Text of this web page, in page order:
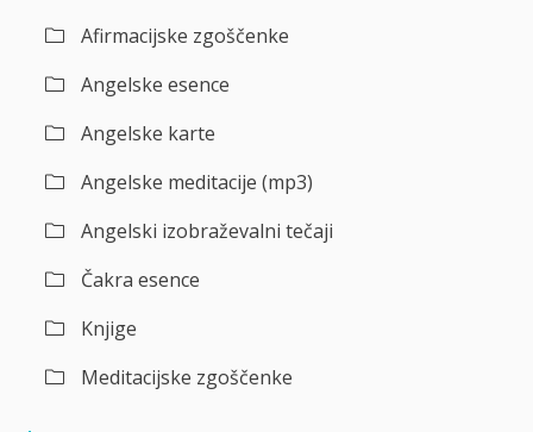
Afirmacijske zgoščenke
Angelske esence
Angelske karte
Angelske meditacije (mp3)
Angelski izobraževalni tečaji
Čakra esence
Knjige
Meditacijske zgoščenke